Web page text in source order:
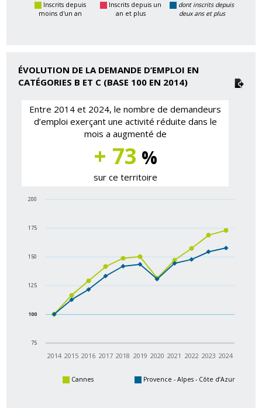
Inscrits depuis
moins d'un an
Inscrits depuis un
an et plus
dont inscrits depuis
deux ans et plus
ÉVOLUTION DE LA DEMANDE D’EMPLOI EN
CATÉGORIES B ET C (BASE 100 EN 2014)
Entre 2014 et 2024, le nombre de demandeurs
d’emploi exerçant une activité réduite dans le
mois a augmenté de
+ 73 %
sur ce territoire
2014 2015 2016 2017 2018 2019 2020 2021 2022 2023 2024
75
100
125
150
175
200
Cannes Provence - Alpes - Côte d’Azur